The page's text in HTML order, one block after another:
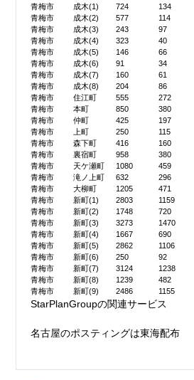
青梅市 成木(1) 724 134
青梅市
成木(2) 577 114
青梅市
成木(3) 243 97
青梅市
成木(4) 323 40
青梅市
成木(5) 146 66
青梅市
成木(6) 91 34
青梅市
成木(7) 160 61
青梅市
成木(8) 204 86
青梅市
住江町 555 272
青梅市
本町 850 380
青梅市
仲町 425 197
青梅市
上町 250 115
青梅市
森下町 416 160
青梅市
裏宿町 958 380
青梅市
天ケ瀬町 1080 459
青梅市
滝ノ上町 632 296
青梅市
大柳町 1205 471
青梅市
新町(1) 2803 1159
青梅市
新町(2) 1748 720
青梅市
新町(3) 3273 1470
青梅市
新町(4) 1667 690
青梅市
新町(5) 2862 1106
青梅市
新町(6) 250 92
青梅市
新町(7) 3124 1238
青梅市
新町(8) 1239 482
青梅市
新町(9) 2486 1155
StarPlanGroupの関連サービス
名古屋のポスティングは東海配布